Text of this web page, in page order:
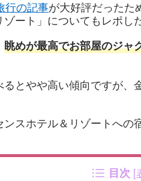
行の記事が大好評だったた
ート」についてもレポし
眺めが最高でお部屋のジャ
とやや高い傾向ですが、
ンスホテル＆リゾートへ
目次 [